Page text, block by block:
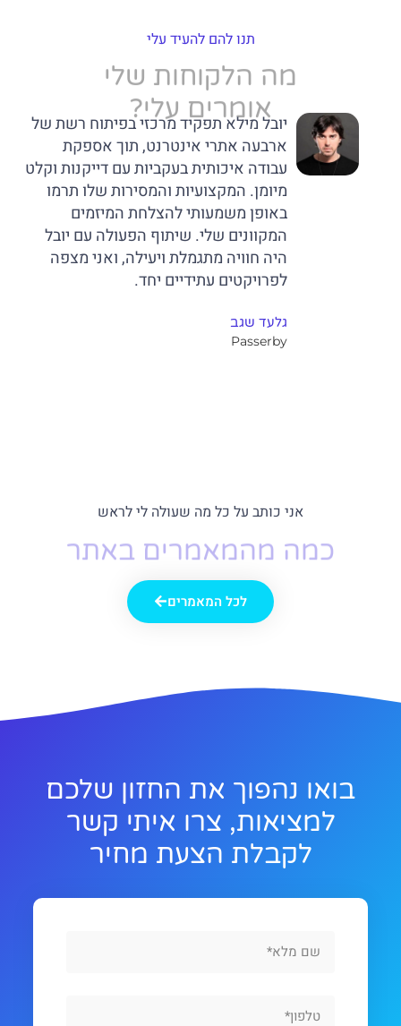
תנו להם להעיד עלי
מה הלקוחות שלי
אומרים עלי?
יובל מילא תפקיד מרכזי בפיתוח רשת של
ארבעה אתרי אינטרנט, תוך אספקת
עבודה איכותית בעקביות עם דייקנות וקלט
מיומן. המקצועיות והמסירות שלו תרמו
באופן משמעותי להצלחת המיזמים
המקוונים שלי. שיתוף הפעולה עם יובל
היה חוויה מתגמלת ויעילה, ואני מצפה
לפרויקטים עתידיים יחד.
גלעד שגב
Passerby
אני כותב על כל מה שעולה לי לראש
כמה מהמאמרים באתר
לכל המאמרים
בואו נהפוך את החזון שלכם
למציאות, צרו איתי קשר
לקבלת הצעת מחיר
Name